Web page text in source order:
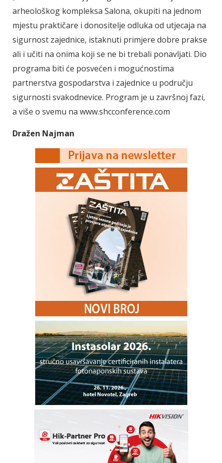
arheološkog kompleksa Salona, okupiti na jednom
mjestu praktičare i donositelje odluka od utjecaja na
sigurnost zajednice, istaknuti primjere dobre prakse
ali i učiti na onima koji se ne bi trebali ponavljati. Dio
programa biti će posvećen i mogućnostima
partnerstva gospodarstva i zajednice u području
sigurnosti svakodnevice. Program je u završnoj fazi,
a više o svemu na www.shcconference.com
Dražen Najman